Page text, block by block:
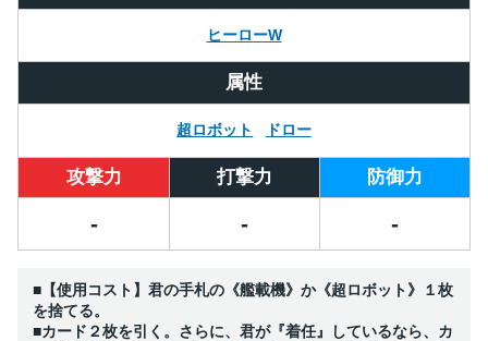
ヒーローW
属性
超ロボット ドロー
攻撃力 打撃力 防御力
- - -
■【使用コスト】君の手札の《艦載機》か《超ロボット》１枚
を捨てる。
■カード２枚を引く。さらに、君が『着任』しているなら、カ